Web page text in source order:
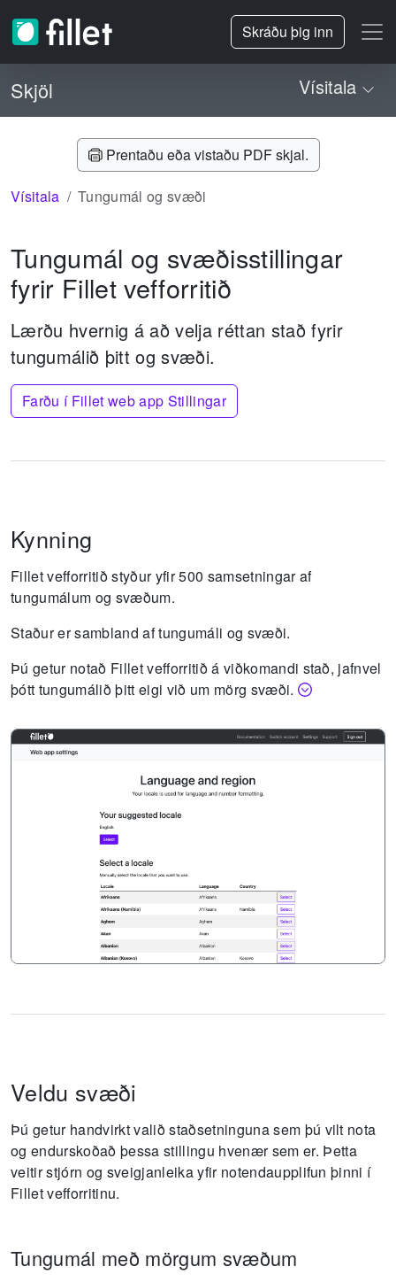
Skráðu þig inn
Skjöl Vísitala
Prentaðu eða vistaðu PDF skjal.
Vísitala Tungumál og svæði
Tungumál og svæðisstillingar
fyrir Fillet vefforritið
Lærðu hvernig á að velja réttan stað fyrir
tungumálið þitt og svæði.
Farðu í Fillet web app Stillingar
Kynning
Fillet vefforritið styður yfir 500 samsetningar af
tungumálum og svæðum.
Staður er sambland af tungumáli og svæði.
Þú getur notað Fillet vefforritið á viðkomandi stað, jafnvel
þótt tungumálið þitt eigi við um mörg svæði.
Veldu svæði
Þú getur handvirkt valið staðsetninguna sem þú vilt nota
og endurskoðað þessa stillingu hvenær sem er. Þetta
veitir stjórn og sveigjanleika yfir notendaupplifun þinni í
Fillet vefforritinu.
Tungumál með mörgum svæðum